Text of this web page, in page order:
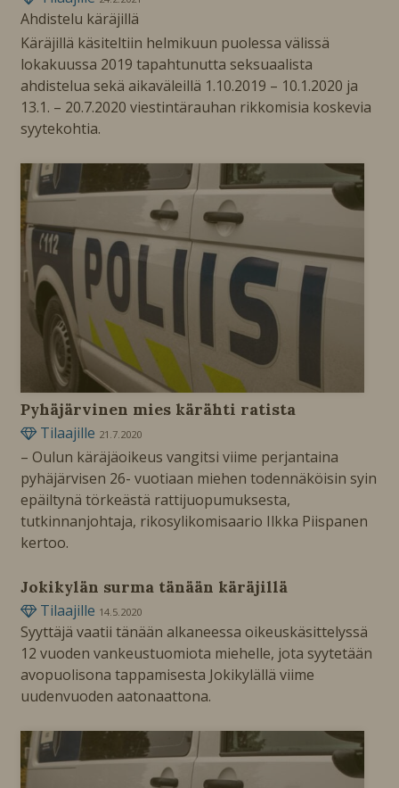
Ahdistelu käräjillä
Käräjillä käsiteltiin helmikuun puolessa välissä
lokakuussa 2019 tapahtunutta seksuaalista
ahdistelua sekä aikaväleillä 1.10.2019 – 10.1.2020 ja
13.1. – 20.7.2020 viestintärauhan rikkomisia koskevia
syytekohtia.
Pyhäjärvinen mies kärähti ratista
Tilaajille 21.7.2020
– Oulun käräjäoikeus vangitsi viime perjantaina
pyhäjärvisen 26- vuotiaan miehen todennäköisin syin
epäiltynä törkeästä rattijuopumuksesta,
tutkinnanjohtaja, rikosylikomisaario Ilkka Piispanen
kertoo.
Jokikylän surma tänään käräjillä
Tilaajille 14.5.2020
Syyttäjä vaatii tänään alkaneessa oikeuskäsittelyssä
12 vuoden vankeustuomiota miehelle, jota syytetään
avopuolisona tappamisesta Jokikylällä viime
uudenvuoden aatonaattona.